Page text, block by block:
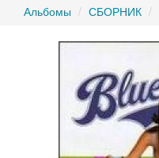
Альбомы СБОРНИК